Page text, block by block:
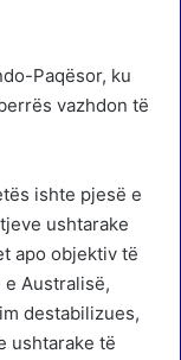
Paqësor, ku
vazhdon të
ishte pjesë e
ushtarake
apo objektiv të
Australisë,
destabilizues,
ushtarake të